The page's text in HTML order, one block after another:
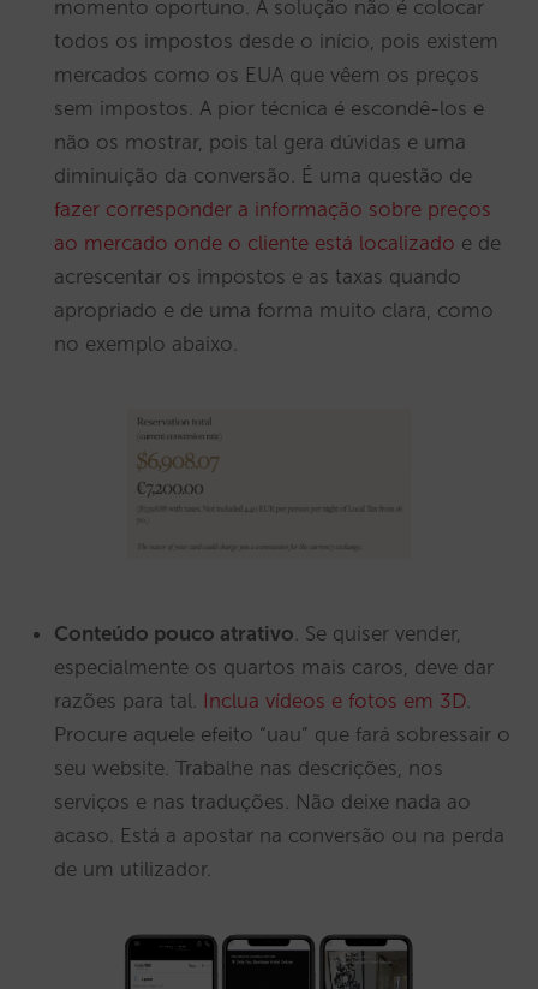
momento oportuno. A solução não é colocar
todos os impostos desde o início, pois existem
mercados como os EUA que vêem os preços
sem impostos. A pior técnica é escondê-los e
não os mostrar, pois tal gera dúvidas e uma
diminuição da conversão. É uma questão de
fazer corresponder a informação sobre preços
ao mercado onde o cliente está localizado e de
acrescentar os impostos e as taxas quando
apropriado e de uma forma muito clara, como
no exemplo abaixo.
Conteúdo pouco atrativo. Se quiser vender,
especialmente os quartos mais caros, deve dar
razões para tal. Inclua vídeos e fotos em 3D.
Procure aquele efeito “uau” que fará sobressair o
seu website. Trabalhe nas descrições, nos
serviços e nas traduções. Não deixe nada ao
acaso. Está a apostar na conversão ou na perda
de um utilizador.